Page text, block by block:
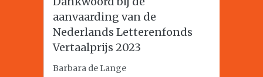
aanvaarding van de
Nederlands Letterenfonds
Vertaalprijs 2023
Barbara de Lange